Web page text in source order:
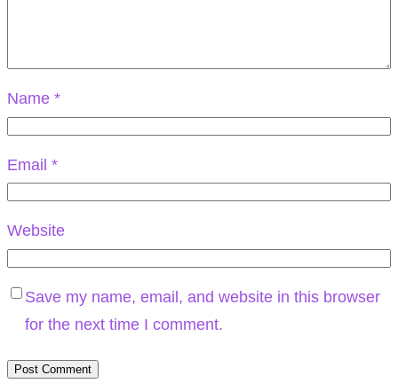
Name *
Email *
Website
Save my name, email, and website in this browser
for the next time I comment.